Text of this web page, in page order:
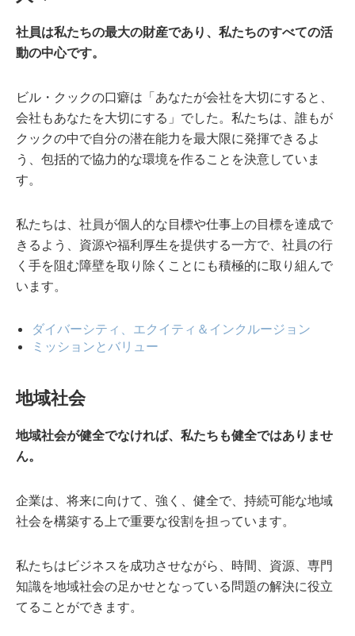
社員は私たちの最大の財産であり、私たちのすべての活
動の中心です。
ビル・クックの口癖は「あなたが会社を大切にすると、
会社もあなたを大切にする」でした。私たちは、誰もが
クックの中で自分の潜在能力を最大限に発揮できるよ
う、包括的で協力的な環境を作ることを決意していま
す。
私たちは、社員が個人的な目標や仕事上の目標を達成で
きるよう、資源や福利厚生を提供する一方で、社員の行
く手を阻む障壁を取り除くことにも積極的に取り組んで
います。
ダイバーシティ、エクイティ＆インクルージョン
ミッションとバリュー
地域社会
地域社会が健全でなければ、私たちも健全ではありませ
ん。
企業は、将来に向けて、強く、健全で、持続可能な地域
社会を構築する上で重要な役割を担っています。
私たちはビジネスを成功させながら、時間、資源、専門
知識を地域社会の足かせとなっている問題の解決に役立
てることができます。